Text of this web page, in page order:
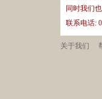
同时我们
联系电话:
关于我们